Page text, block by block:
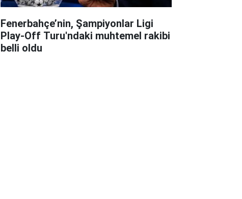
Fenerbahçe’nin, Şampiyonlar Ligi
Play-Off Turu'ndaki muhtemel rakibi
belli oldu